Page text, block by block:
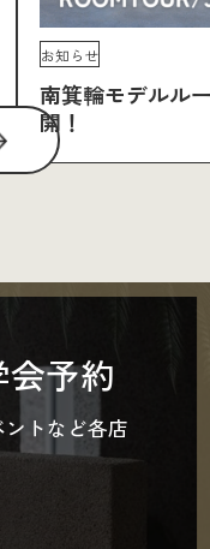
お知らせ
南箕輪モデルル
開！
予約
トなど各店